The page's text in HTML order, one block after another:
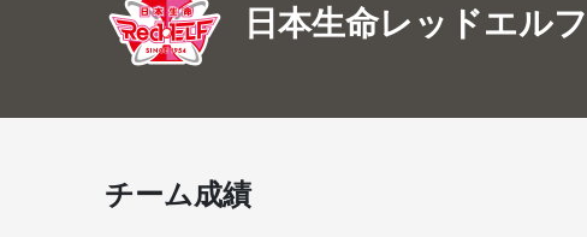
日本生命レッドエルフ
チーム成績